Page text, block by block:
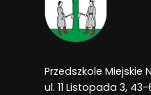
Przedszkole Miejskie
ul. 11 Listopada 3,